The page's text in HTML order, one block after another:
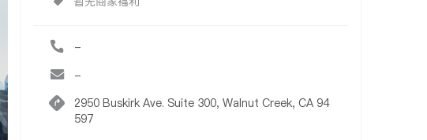
-
-
2950 Buskirk Ave. Suite 300, Walnut Creek, CA 94
597